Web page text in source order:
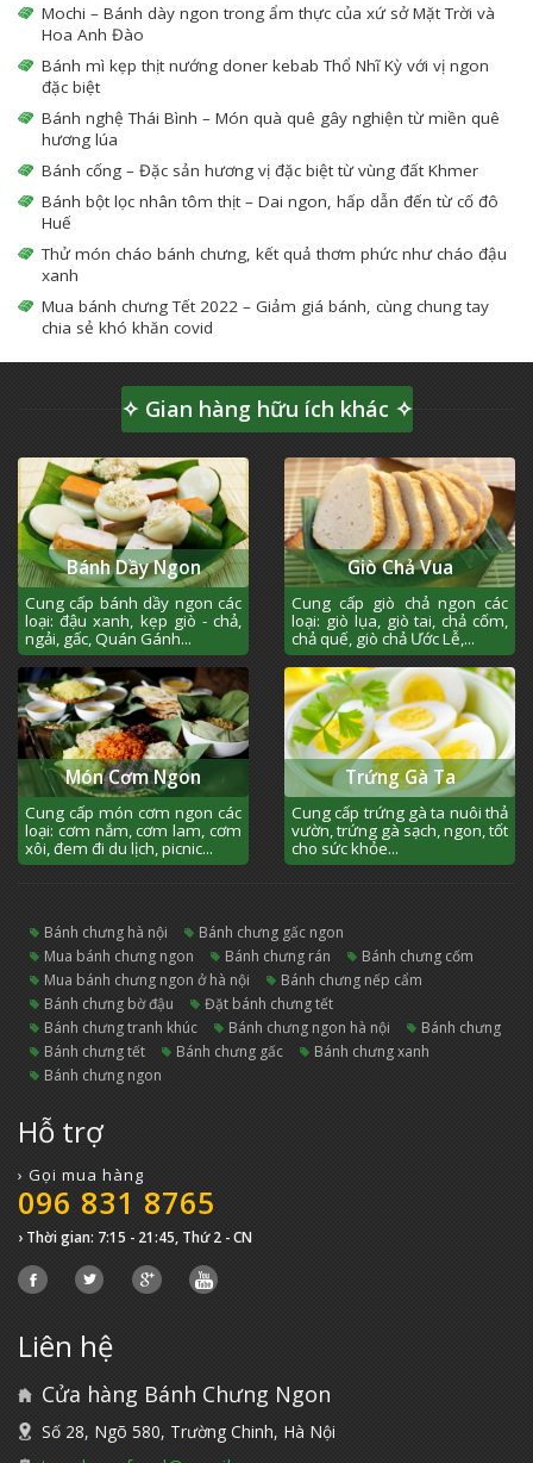
Mochi – Bánh dày ngon trong ẩm thực của xứ sở Mặt Trời và
Hoa Anh Đào
Bánh mì kẹp thịt nướng doner kebab Thổ Nhĩ Kỳ với vị ngon
đặc biệt
Bánh nghệ Thái Bình – Món quà quê gây nghiện từ miền quê
hương lúa
Bánh cống – Đặc sản hương vị đặc biệt từ vùng đất Khmer
Bánh bột lọc nhân tôm thịt – Dai ngon, hấp dẫn đến từ cố đô
Huế
Thử món cháo bánh chưng, kết quả thơm phức như cháo đậu
xanh
Mua bánh chưng Tết 2022 – Giảm giá bánh, cùng chung tay
chia sẻ khó khăn covid
✧ Gian hàng hữu ích khác ✧
Bánh Dầy Ngon
Cung cấp bánh dầy ngon các
loại: đậu xanh, kẹp giò - chả,
ngải, gấc, Quán Gánh...
Giò Chả Vua
Cung cấp giò chả ngon các
loại: giò lụa, giò tai, chả cốm,
chả quế, giò chả Ước Lễ,...
Món Cơm Ngon
Cung cấp món cơm ngon các
loại: cơm nắm, cơm lam, cơm
xôi, đem đi du lịch, picnic...
Trứng Gà Ta
Cung cấp trứng gà ta nuôi thả
vườn, trứng gà sạch, ngon, tốt
cho sức khỏe...
bánh chưng hà nội
bánh chưng gấc ngon
mua bánh chưng ngon
bánh chưng rán
bánh chưng cốm
mua bánh chưng ngon ở hà nội
bánh chưng nếp cẩm
bánh chưng bờ đậu
đặt bánh chưng tết
bánh chưng tranh khúc
bánh chưng ngon hà nội
bánh chưng
bánh chưng tết
bánh chưng gấc
bánh chưng xanh
bánh chưng ngon
Hỗ trợ
› Gọi mua hàng
096 831 8765
› Thời gian: 7:15 - 21:45, Thứ 2 - CN
Liên hệ
Cửa hàng Bánh Chưng Ngon
Số 28, Ngõ 580, Trường Chinh, Hà Nội